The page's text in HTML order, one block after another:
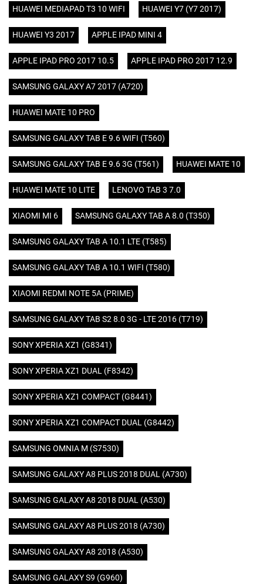
HUAWEI MEDIAPAD T3 10 WIFI HUAWEI Y7 (Y7 2017)
HUAWEI Y3 2017 APPLE IPAD MINI 4
APPLE IPAD PRO 2017 10.5 APPLE IPAD PRO 2017 12.9
SAMSUNG GALAXY A7 2017 (A720)
HUAWEI MATE 10 PRO
SAMSUNG GALAXY TAB E 9.6 WIFI (T560)
SAMSUNG GALAXY TAB E 9.6 3G (T561) HUAWEI MATE 10
HUAWEI MATE 10 LITE LENOVO TAB 3 7.0
XIAOMI MI 6 SAMSUNG GALAXY TAB A 8.0 (T350)
SAMSUNG GALAXY TAB A 10.1 LTE (T585)
SAMSUNG GALAXY TAB A 10.1 WIFI (T580)
XIAOMI REDMI NOTE 5A (PRIME)
SAMSUNG GALAXY TAB S2 8.0 3G - LTE 2016 (T719)
SONY XPERIA XZ1 (G8341)
SONY XPERIA XZ1 DUAL (F8342)
SONY XPERIA XZ1 COMPACT (G8441)
SONY XPERIA XZ1 COMPACT DUAL (G8442)
SAMSUNG OMNIA M (S7530)
SAMSUNG GALAXY A8 PLUS 2018 DUAL (A730)
SAMSUNG GALAXY A8 2018 DUAL (A530)
SAMSUNG GALAXY A8 PLUS 2018 (A730)
SAMSUNG GALAXY A8 2018 (A530)
SAMSUNG GALAXY S9 (G960)